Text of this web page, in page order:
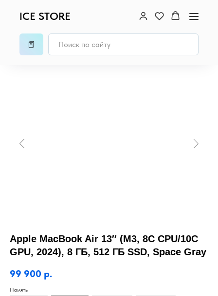
ICE STORE
Главная / MacBook / MacBook Air 13 (M3, 2024)
Apple MacBook Air 13″ (M3, 8C CPU/10C
GPU, 2024), 8 ГБ, 512 ГБ SSD, Space Gray
99 900 р.
Память